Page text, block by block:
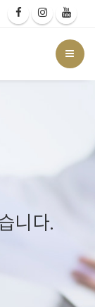
니다.